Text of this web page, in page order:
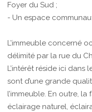
Foyer du Sud ;
- Un espace
L’immeuble concerné
délimité par la rue du
L’intérêt réside ici dans
sont d’une grande
l’immeuble. En outre,
éclairage naturel,